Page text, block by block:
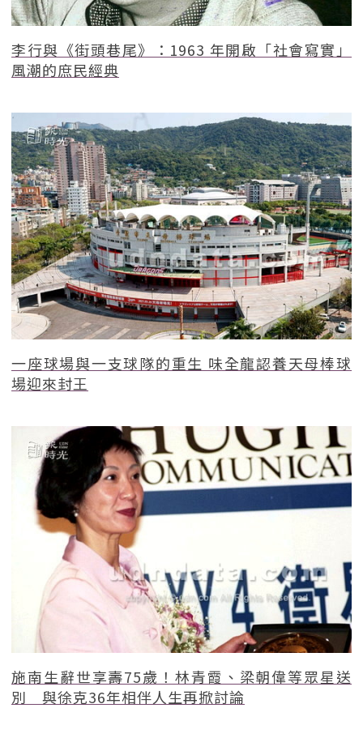
李行與《街頭巷尾》：1963 年開啟「社會寫實」
風潮的庶民經典
一座球場與一支球隊的重生 味全龍認養天母棒球
場迎來封王
施南生辭世享壽75歲！林青霞、梁朝偉等眾星送
別 與徐克36年相伴人生再掀討論